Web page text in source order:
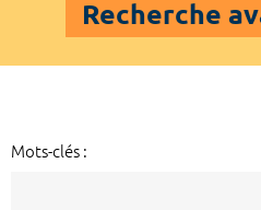
Recherche
Mots-clés :